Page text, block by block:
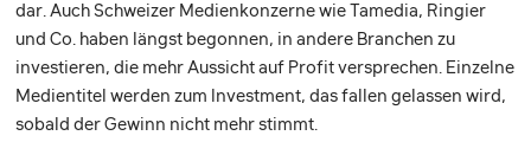
dar. Auch Schweizer Medienkonzerne wie Tamedia, Ringier
und Co. haben längst begonnen, in andere Branchen zu
investieren, die mehr Aussicht auf Profit versprechen. Einzelne
Medientitel werden zum Investment, das fallen gelassen wird,
sobald der Gewinn nicht mehr stimmt.